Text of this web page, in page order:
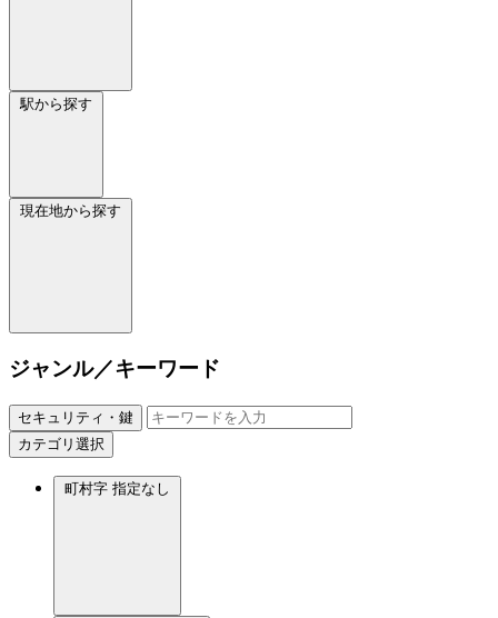
駅から探す
現在地から探す
ジャンル／キーワード
セキュリティ・鍵
カテゴリ選択
町村字 指定なし